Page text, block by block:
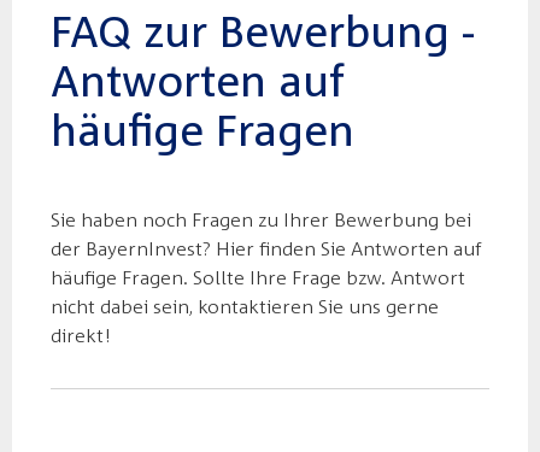
FAQ zur Bewerbung -
Antworten auf
häufige Fragen
Sie haben noch Fragen zu Ihrer Bewerbung bei
der BayernInvest? Hier finden Sie Antworten auf
häufige Fragen. Sollte Ihre Frage bzw. Antwort
nicht dabei sein, kontaktieren Sie uns gerne
direkt!